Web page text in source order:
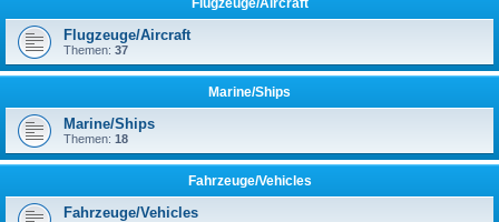
h
Flugzeuge/Aircraft
Flugzeuge/Aircraft
Themen: 37
Marine/Ships
Marine/Ships
Themen: 18
Fahrzeuge/Vehicles
Fahrzeuge/Vehicles